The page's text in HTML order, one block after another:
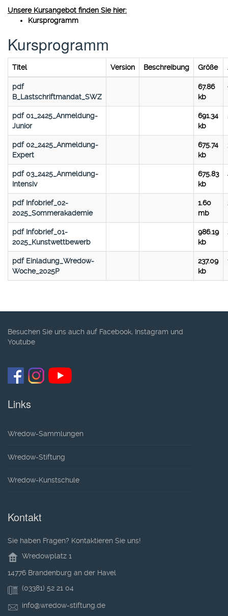
Unsere Kursangebot finden Sie hier:
Kursprogramm
Kursprogramm
Titel Version Beschreibung Größe
pdf
B_Lastschriftmandat_SWZ
67.86
kb
pdf 01_2425_Anmeldung-
Junior
691.34
kb
pdf 02_2425_Anmeldung-
Expert
675.74
kb
pdf 03_2425_Anmeldung-
Intensiv
675.83
kb
pdf Infobrief_02-
2025_Sommerakademie
1.60
mb
pdf Infobrief_01-
2025_Kunstwettbewerb
986.19
kb
pdf Einladung_Wredow-
Woche_2025P
237.09
kb
Besuchen Sie uns auch auf Facebook, Instagram und
Youtube
Links
Wredow-Sammlungen
Wredow-Stiftung
Wredow-Kunstschule
Kontakt
Sie haben Fragen? Kontaktieren Sie uns!
Wredowplatz 1
14776 Brandenburg an der Havel
(03381) 52 21 04
info@wredow-stiftung.de